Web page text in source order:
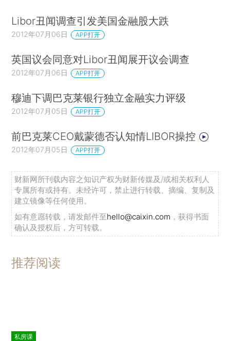
Libor丑闻调查引发美国金融股大跌
2012年07月06日 APP打开
英国议会同意对Libor丑闻展开议会调查
2012年07月06日 APP打开
穆迪下调巴克莱银行独立金融实力评级
2012年07月05日 APP打开
前巴克莱CEO戴蒙德否认知情LIBOR操控
2012年07月05日 APP打开
财新网所刊载内容之知识产权为财新传媒及/或相关权利人
专属所有或持有。未经许可，禁止进行转载、摘编、复制及
建立镜像等任何使用。
如有意愿转载，请发邮件至hello@caixin.com ，获得书面
确认及授权后，方可转载。
推荐阅读
私房课